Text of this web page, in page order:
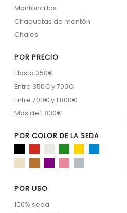
Mantoncillos
Chaquetas de mantón
Chales
POR PRECIO
Hasta 350€
Entre 350€ y 700€
Entre 700€ y 1.800€
Más de 1.800€
POR COLOR DE LA SEDA
POR USO
100% seda